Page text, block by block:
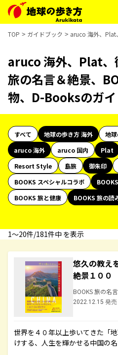
TOP ガイドブック aruco 海外、Plat
aruco 海外、Plat、
旅の名言＆絶景、
物、D-Booksのガ
すべて 地球の歩き方 海外
地球
aruco 海外
aruco 国内 Plat
Resort Style
島旅 御朱印
BOOKS スペシャルコラボ
BOOKS 旅と健康
BOOKS 旅の読
1〜20件/181件中 を表示
悠久の教え
絶景１００
BOOKS 旅の名
2022.12.15 発売
世界を４０年以上歩いてきた「
けする、人生を輝かせる中国の